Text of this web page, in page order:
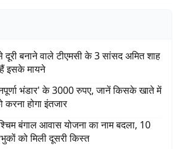
बनाने वाले टीएमसी के 3 सांसद अमित शाह
इसके मायने
भंडार' के 3000 रुपए, जानें किसके खाते में
होगा इंतजार
बंगाल आवास योजना का नाम बदला, 10
को मिली दूसरी किस्त